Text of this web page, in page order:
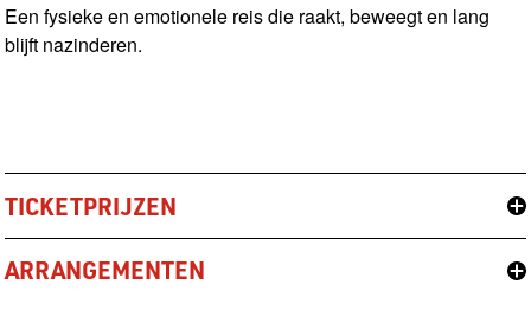
Een fysieke en emotionele reis die raakt, beweegt en lang
blijft nazinderen.
TICKETPRIJZEN
ARRANGEMENTEN